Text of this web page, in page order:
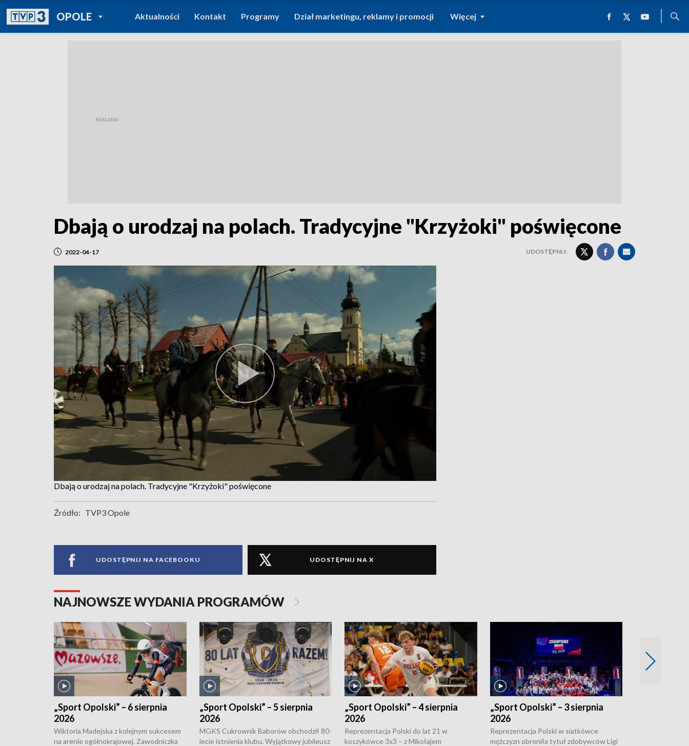
OPOLEPOWRÓT DO
TVP REGIONY
Aktualności Kontakt Programy Dział marketingu, reklamy i promocji Więcej
Dbają o urodzaj na polach. Tradycyjne "Krzyżoki" poświęcone
2022-04-17 UDOSTĘPNIJ:
Dbają o urodzaj na polach. Tradycyjne "Krzyżoki" poświęcone
Źródło: TVP3 Opole
UDOSTĘPNIJ NA FACEBOOKU UDOSTĘPNIJ NA X
NAJNOWSZE WYDANIA PROGRAMÓW
„Sport Opolski” – 6 sierpnia
2026
Wiktoria Madejska z kolejnym sukcesem
na arenie ogólnokrajowej. Zawodniczka
„Sport Opolski” – 5 sierpnia
2026
MGKS Cukrownik Baborów obchodził 80-
lecie istnienia klubu. Wyjątkowy jubileusz
„Sport Opolski” – 4 sierpnia
2026
Reprezentacja Polski do lat 21 w
koszykówce 3x3 – z Mikołajem
„Sport Opolski” – 3 sierpnia
2026
Reprezentacja Polski w siatkówce
mężczyzn obroniła tytuł zdobywców Ligi